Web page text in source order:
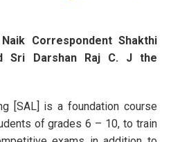
Correspondent Shakthi
Sri Darshan Raj C. J the
[SAL] is a foundation course
of grades 6 – 10, to train